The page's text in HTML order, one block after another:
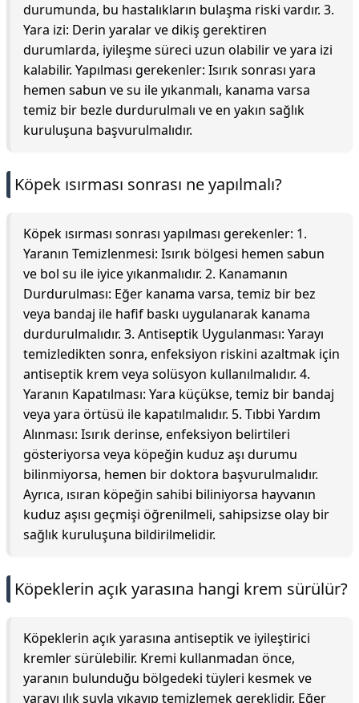
durumunda, bu hastalıkların bulaşma riski vardır. 3.
Yara izi: Derin yaralar ve dikiş gerektiren
durumlarda, iyileşme süreci uzun olabilir ve yara izi
kalabilir. Yapılması gerekenler: Isırık sonrası yara
hemen sabun ve su ile yıkanmalı, kanama varsa
temiz bir bezle durdurulmalı ve en yakın sağlık
kuruluşuna başvurulmalıdır.
Köpek ısırması sonrası ne yapılmalı?
Köpek ısırması sonrası yapılması gerekenler: 1.
Yaranın Temizlenmesi: Isırık bölgesi hemen sabun
ve bol su ile iyice yıkanmalıdır. 2. Kanamanın
Durdurulması: Eğer kanama varsa, temiz bir bez
veya bandaj ile hafif baskı uygulanarak kanama
durdurulmalıdır. 3. Antiseptik Uygulanması: Yarayı
temizledikten sonra, enfeksiyon riskini azaltmak için
antiseptik krem veya solüsyon kullanılmalıdır. 4.
Yaranın Kapatılması: Yara küçükse, temiz bir bandaj
veya yara örtüsü ile kapatılmalıdır. 5. Tıbbi Yardım
Alınması: Isırık derinse, enfeksiyon belirtileri
gösteriyorsa veya köpeğin kuduz aşı durumu
bilinmiyorsa, hemen bir doktora başvurulmalıdır.
Ayrıca, ısıran köpeğin sahibi biliniyorsa hayvanın
kuduz aşısı geçmişi öğrenilmeli, sahipsizse olay bir
sağlık kuruluşuna bildirilmelidir.
Köpeklerin açık yarasına hangi krem sürülür?
Köpeklerin açık yarasına antiseptik ve iyileştirici
kremler sürülebilir. Kremi kullanmadan önce,
yaranın bulunduğu bölgedeki tüyleri kesmek ve
yarayı ılık suyla yıkayıp temizlemek gereklidir. Eğer